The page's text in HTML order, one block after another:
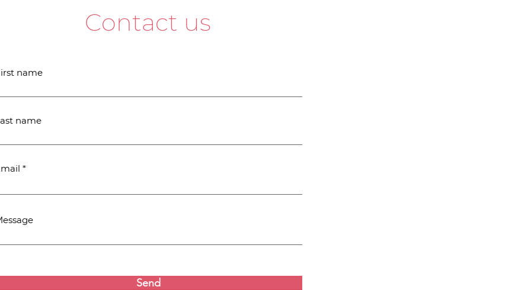
Contact us
name
name
Send